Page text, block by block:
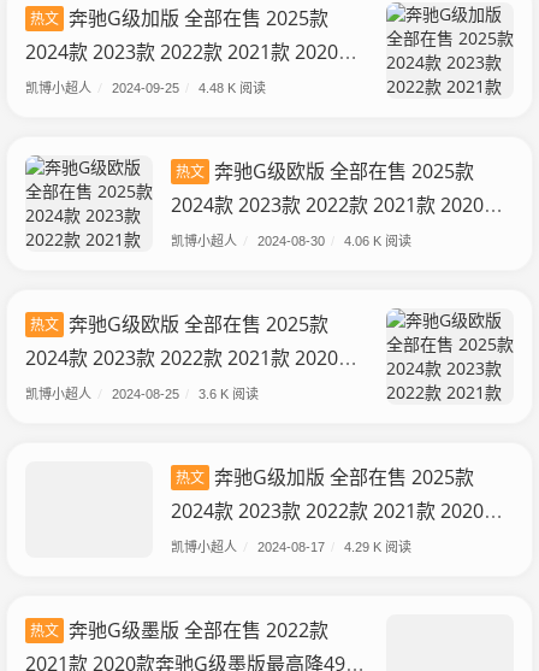
热文 奔驰G级加版 全部在售 2025款
2024款 2023款 2022款 2021款 2020款
成都奔驰G级加版降价35万 欢迎试乘试
凯博小超人 2024-09-25 4.48 K 阅读
热文 奔驰G级欧版 全部在售 2025款
2024款 2023款 2022款 2021款 2020款
成都平行进口奔驰G级欧版团购最高优惠
凯博小超人 2024-08-30 4.06 K 阅读
热文 奔驰G级欧版 全部在售 2025款
2024款 2023款 2022款 2021款 2020款
现购奔驰G级欧版享31万优惠 欢迎上门
凯博小超人 2024-08-25 3.6 K 阅读
热文 奔驰G级加版 全部在售 2025款
2024款 2023款 2022款 2021款 2020款
2024款奔驰G63平行进口配置价格优惠
凯博小超人 2024-08-17 4.29 K 阅读
热文 奔驰G级墨版 全部在售 2022款
2021款 2020款奔驰G级墨版最高降49万